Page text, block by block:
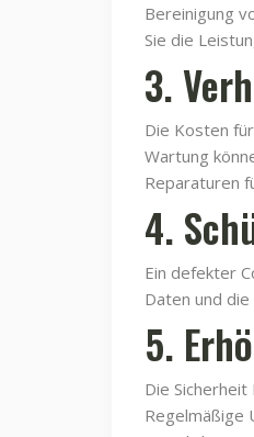
Bereinigung
Sie die
3.
Die Kosten
Wartung
Reparaturen
4.
Ein defekter
Daten und
5.
Die
Regelmäßige